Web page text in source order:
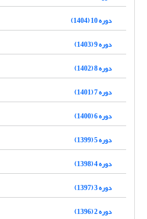
دوره 10 (1404)
دوره 9 (1403)
دوره 8 (1402)
دوره 7 (1401)
دوره 6 (1400)
دوره 5 (1399)
دوره 4 (1398)
دوره 3 (1397)
دوره 2 (1396)